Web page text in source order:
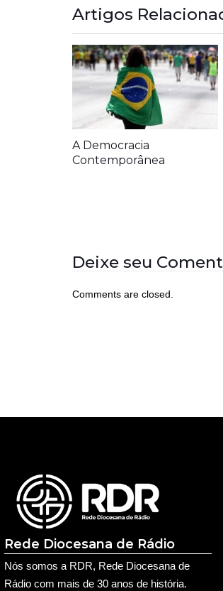
Artigos
A Democracia
Contemporânea
Deixe seu
Comments are closed.
Rede Diocesana de Rádio
Nós somos a RDR, Rede Diocesana de
Rádio com mais de 30 anos de história.